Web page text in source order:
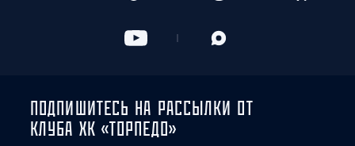
ПОДПИШИТЕСЬ НА РАССЫЛКИ ОТ
КЛУБА ХК «ТОРПЕДО»